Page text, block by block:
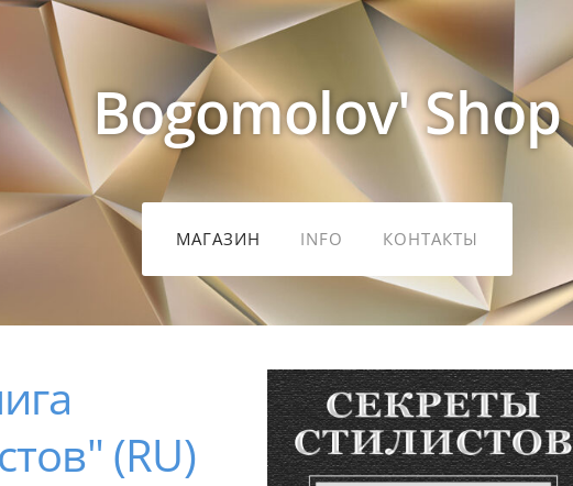
Bogomolov' Shop
МАГАЗИН INFO КОНТАКТЫ
(RU)